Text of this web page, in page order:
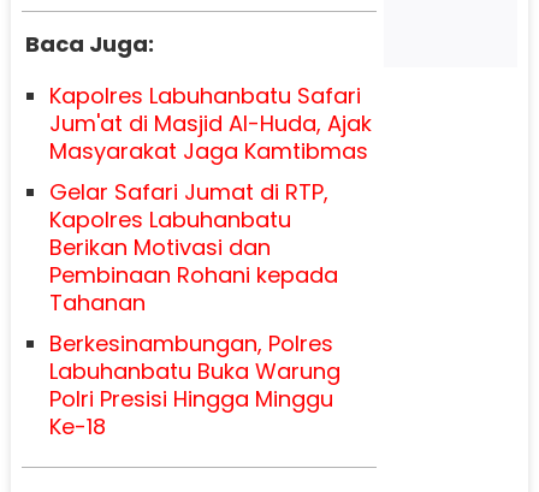
Baca Juga:
Kapolres Labuhanbatu Safari
Jum'at di Masjid Al-Huda, Ajak
Masyarakat Jaga Kamtibmas
Gelar Safari Jumat di RTP,
Kapolres Labuhanbatu
Berikan Motivasi dan
Pembinaan Rohani kepada
Tahanan
Berkesinambungan, Polres
Labuhanbatu Buka Warung
Polri Presisi Hingga Minggu
Ke-18